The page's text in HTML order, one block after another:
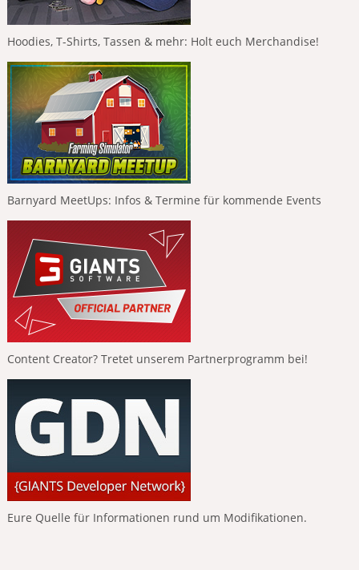
Hoodies, T-Shirts, Tassen & mehr: Holt euch Merchandise!
Barnyard MeetUps: Infos & Termine für kommende Events
Content Creator? Tretet unserem Partnerprogramm bei!
Eure Quelle für Informationen rund um Modifikationen.